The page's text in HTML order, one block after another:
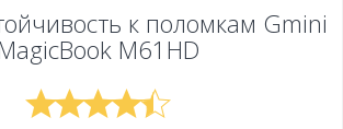
к поломкам Gmini
M61HD